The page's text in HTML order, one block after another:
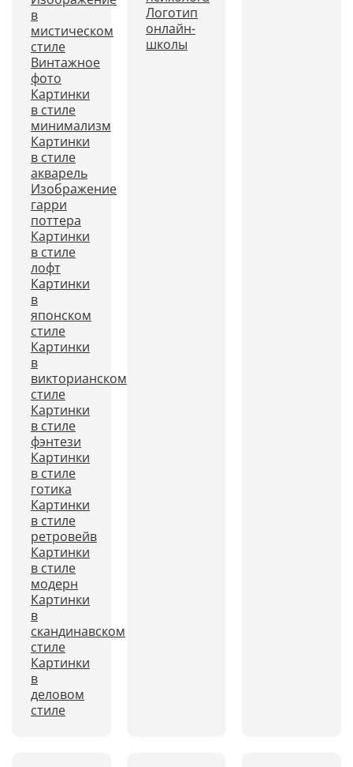
в
мистическом
стиле
Винтажное
фото
Картинки
в стиле
минимализм
Картинки
в стиле
акварель
Изображение
гарри
поттера
Картинки
в стиле
лофт
Картинки
в
японском
стиле
Картинки
в
викторианском
стиле
Картинки
в стиле
фэнтези
Картинки
в стиле
готика
Картинки
в стиле
ретровейв
Картинки
в стиле
модерн
Картинки
в
скандинавском
стиле
Картинки
в
деловом
стиле
Логотип
онлайн-
школы